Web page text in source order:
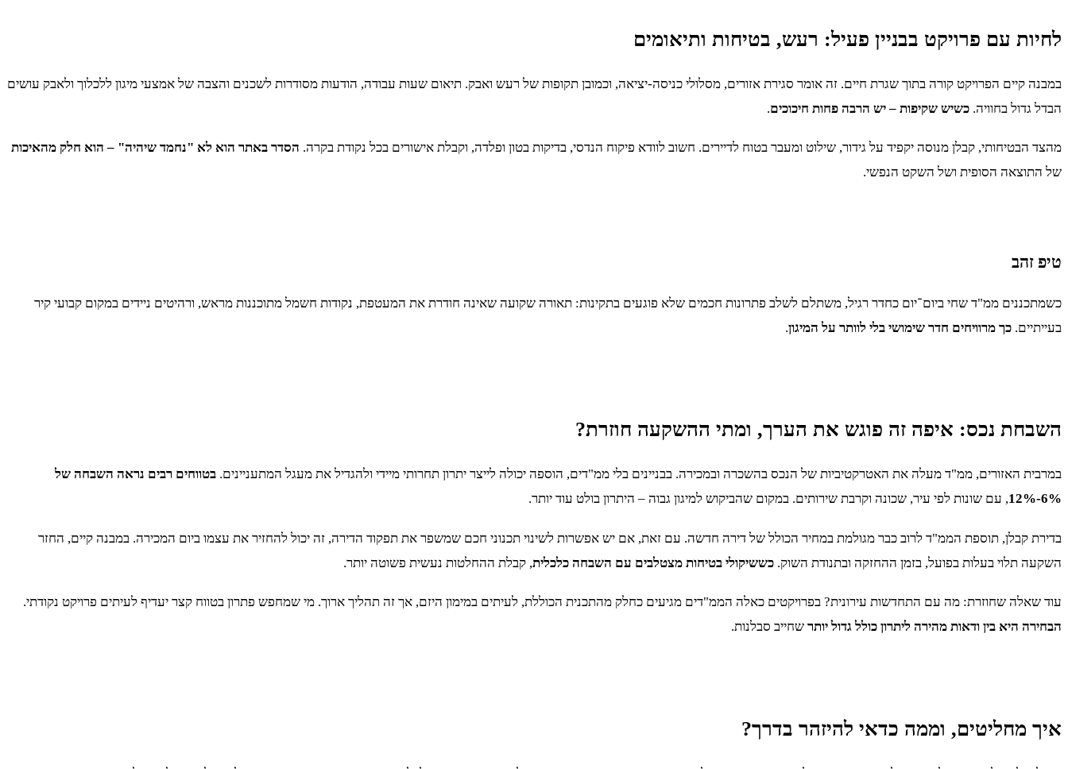
לחיות עם פרויקט בבניין פעיל: רעש, בטיחות ותיאומים
במבנה קיים הפרויקט קורה בתוך שגרת חיים. זה אומר סגירת אזורים, מסלולי כניסה-יציאה, וכמובן תקופות של רעש ואבק. תיאום שעות עבודה, הודעות מסודרות לשכנים והצבה של אמצעי מיגון ללכלוך ולאבק עושים
הבדל גדול בחוויה. כשיש שקיפות – יש הרבה פחות חיכוכים.
מהצד הבטיחותי, קבלן מנוסה יקפיד על גידור, שילוט ומעבר בטוח לדיירים. חשוב לוודא פיקוח הנדסי, בדיקות בטון ופלדה, וקבלת אישורים בכל נקודת בקרה. הסדר באתר הוא לא "נחמד שיהיה" – הוא חלק מהאיכות
של התוצאה הסופית ושל השקט הנפשי.
טיפ זהב
כשמתכננים ממ"ד שחי ביום־יום כחדר רגיל, משתלם לשלב פתרונות חכמים שלא פוגעים בתקינות: תאורה שקועה שאינה חודרת את המעטפת, נקודות חשמל מתוכננות מראש, ורהיטים ניידים במקום קבועי קיר
בעייתיים. כך מרוויחים חדר שימושי בלי לוותר על המיגון.
השבחת נכס: איפה זה פוגש את הערך, ומתי ההשקעה חוזרת?
במרבית האזורים, ממ"ד מעלה את האטרקטיביות של הנכס בהשכרה ובמכירה. בבניינים בלי ממ"דים, הוספה יכולה לייצר יתרון תחרותי מיידי ולהגדיל את מעגל המתעניינים. בטווחים רבים נראה השבחה של
6%-12%
, עם שונות לפי עיר, שכונה וקרבת שירותים. במקום שהביקוש למיגון גבוה – היתרון בולט עוד יותר.
בדירת קבלן, תוספת הממ"ד לרוב כבר מגולמת במחיר הכולל של דירה חדשה. עם זאת, אם יש אפשרות לשינוי תכנוני חכם שמשפר את תפקוד הדירה, זה יכול להחזיר את עצמו ביום המכירה. במבנה קיים, החזר
השקעה תלוי בעלות בפועל, בזמן ההחזקה ובתנודת השוק. כששיקולי בטיחות מצטלבים עם השבחה כלכלית, קבלת ההחלטות נעשית פשוטה יותר.
עוד שאלה שחוזרת: מה עם התחדשות עירונית? בפרויקטים כאלה הממ"דים מגיעים כחלק מהתכנית הכוללת, לעיתים במימון היזם, אך זה תהליך ארוך. מי שמחפש פתרון בטווח קצר יעדיף לעיתים פרויקט נקודתי.
הבחירה היא בין ודאות מהירה ליתרון כולל גדול יותר שחייב סבלנות.
איך מחליטים, וממה כדאי להיזהר בדרך?